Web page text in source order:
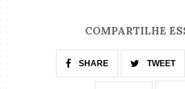
COMPARTILHE
SHARE TWEET